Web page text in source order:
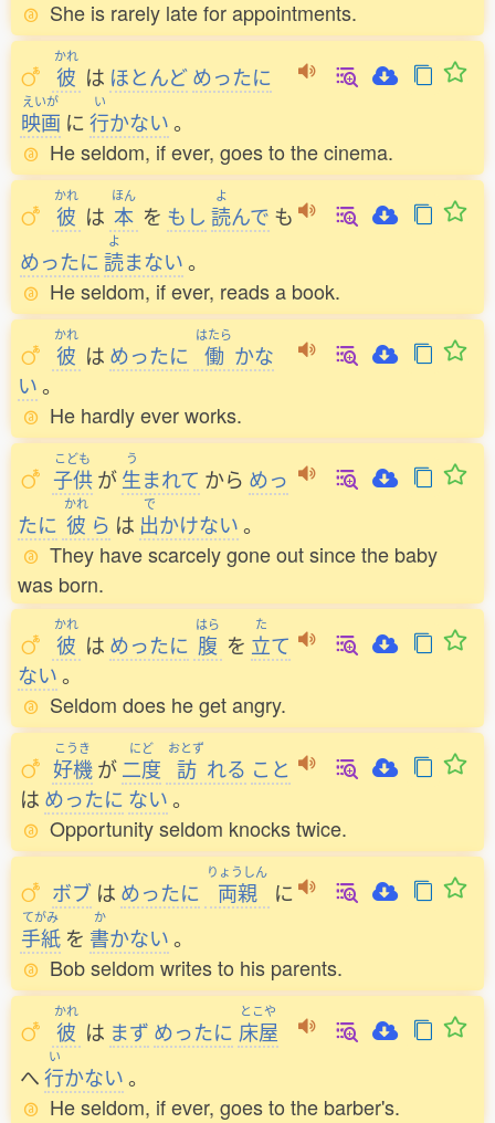
She is rarely late for appointments.
かれ
彼 は ほとんどめったに
えいが
映画 に
い
行かない。
He seldom, if ever, goes to the cinema.
かれ
彼 は
ほん
本 を もし
よ
読んで も
めったに
よ
読まない。
He seldom, if ever, reads a book.
かれ
彼 は めったに
はたら
働 かな
い。
He hardly ever works.
こども
子供 が
う
生まれて から めっ
たに
かれ
彼 ら は
で
出かけない。
They have scarcely gone out since the baby
was born.
かれ
彼 は めったに
はら
腹 を
た
立て
ない。
Seldom does he get angry.
こうき
好機 が
にど
二度
おとず
訪 れる こと
は めったに ない。
Opportunity seldom knocks twice.
ボブ は めったに
りょうしん
両親 に
てがみ
手紙 を
か
書かない。
Bob seldom writes to his parents.
かれ
彼 は まず めったに
とこや
床屋
へ
い
行かない。
He seldom, if ever, goes to the barber's.